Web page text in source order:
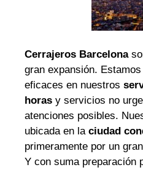
Cerrajeros Barcelona
gran expansión.
eficaces en nuestros
horas y servicios no
atenciones posibles.
ubicada en laciudad
primeramente por un
Y con suma preparación